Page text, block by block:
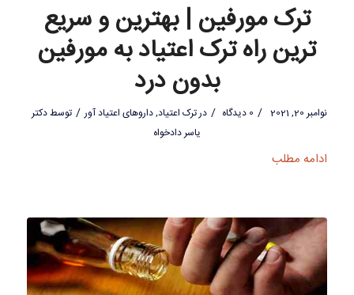
ترک مورفین | بهترین و سریع
ترین راه ترک اعتیاد به مورفین
بدون درد
نوامبر 20, 2021 / 0 دیدگاه / درترک اعتیاد,داروهای اعتیاد آور / توسطدکتر
یاسر دادخواه
ادامه مطلب